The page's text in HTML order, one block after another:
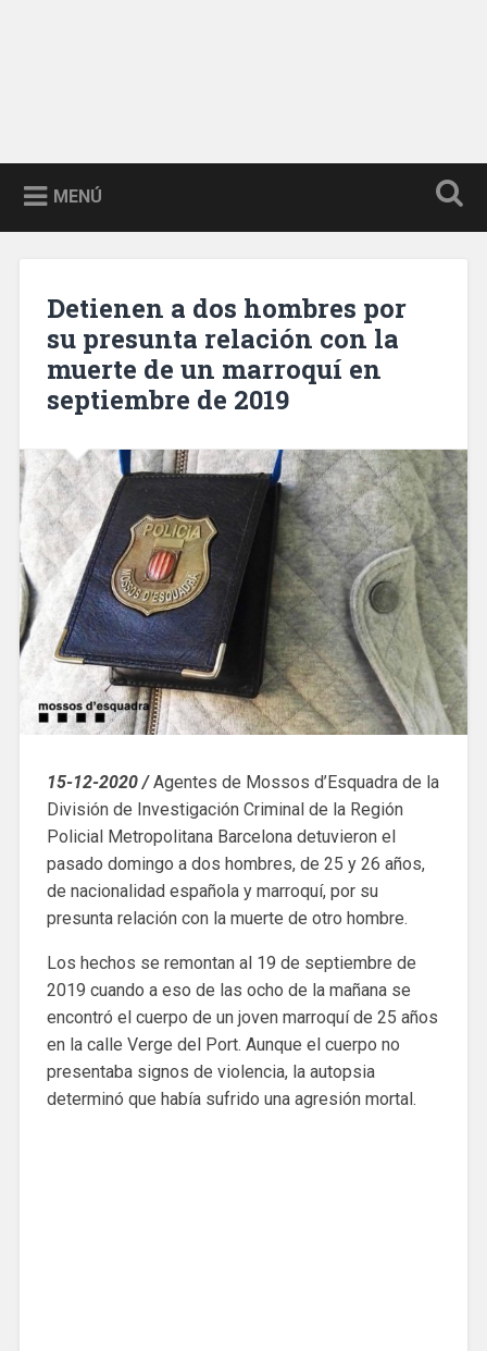
MENÚ
Detienen a dos hombres por
su presunta relación con la
muerte de un marroquí en
septiembre de 2019
15-12-2020 /Agentes de Mossos d’Esquadra de la
División de Investigación Criminal de la Región
Policial Metropolitana Barcelona detuvieron el
pasado domingo a dos hombres, de 25 y 26 años,
de nacionalidad española y marroquí, por su
presunta relación con la muerte de otro hombre.
Los hechos se remontan al 19 de septiembre de
2019 cuando a eso de las ocho de la mañana se
encontró el cuerpo de un joven marroquí de 25 años
en la calle Verge del Port. Aunque el cuerpo no
presentaba signos de violencia, la autopsia
determinó que había sufrido una agresión mortal.